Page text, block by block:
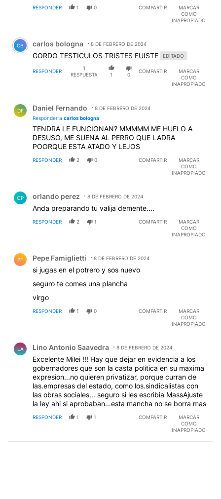
RESPONDER 1 0 COMPARTIR
MARCAR
COMO
INAPROPIADO
Comentario de carlos bologna.
CB carlos bologna 8 DE FEBRERO DE 2024
GORDO TESTICULOS TRISTES FUISTE EDITADO
RESPONDER
1
RESPUESTA
1 0
COMPARTIR
MARCAR
COMO
INAPROPIADO
DF Daniel Fernando
8 DE FEBRERO DE 2024
Responder a carlos bologna
TENDRA LE FUNCIONAN? MMMMM ME HUELO A
DESUSO, ME SUENA AL PERRO QUE LADRA
POORQUE ESTA ATADO Y LEJOS
RESPONDER 2 0 COMPARTIR
MARCAR
COMO
INAPROPIADO
OP orlando perez 8 DE FEBRERO DE 2024
Anda preparando tu valija demente....
RESPONDER 2 1 COMPARTIR
MARCAR
COMO
INAPROPIADO
PF Pepe Famiglietti 8 DE FEBRERO DE 2024
si jugas en el potrero y sos nuevo
seguro te comes una plancha
virgo
RESPONDER 1 0 COMPARTIR
MARCAR
COMO
INAPROPIADO
LA Lino Antonio Saavedra 8 DE FEBRERO DE 2024
Excelente Milei !!! Hay que dejar en evidencia a los
gobernadores que son la casta politica en su maxima
expresion...no quieren privatizar, porque curran de
las.empresas del estado, como los.sindicalistas con
las obras sociales... seguro si les escribia MassAjuste
la ley ahi si aprobaban...esta mancha no se borra mas
RESPONDER 1 1 COMPARTIR
MARCAR
COMO
INAPROPIADO